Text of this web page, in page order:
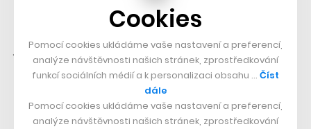
Jak na tyto všechny motivy počítač přišel, mohou tvůrci
jen odhadovat. Podle Studeníka je obecný problém
umělé inteligence, že jednoduše nerozumí naším
společenským normám a hodnotám a učí se čistě z
materiálu, který jí je dodán.
Cookies
Pomocí cookies ukládáme vaše nastavení a preferencí,
analýze návštěvnosti našich stránek, zprostředkování
funkcí sociálních médií a k personalizaci obsahu … Číst
dále
Pomocí cookies ukládáme vaše nastavení a preferencí,
analýze návštěvnosti našich stránek, zprostředkování